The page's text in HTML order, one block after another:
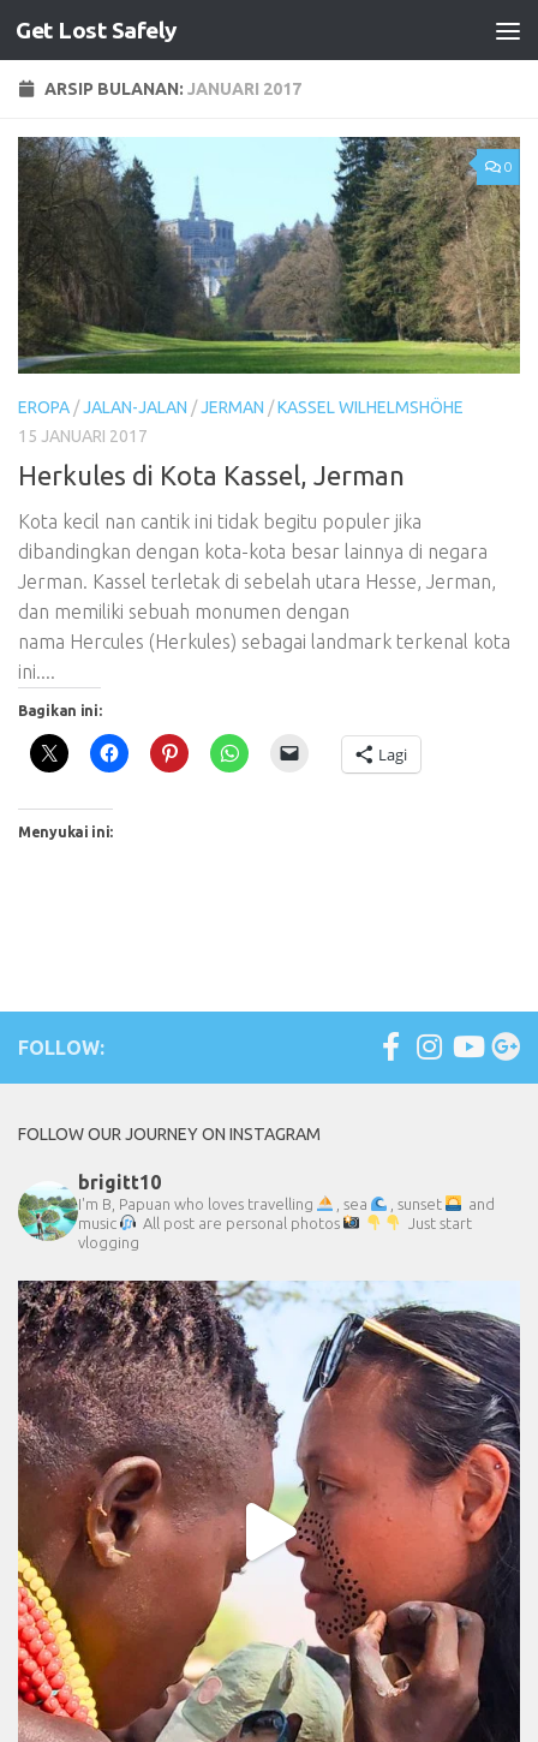
Skip to content
Get Lost Safely
ARSIP BULANAN: JANUARI 2017
0
EROPA /JALAN-JALAN /JERMAN /KASSEL WILHELMSHÖHE
15 JANUARI 2017
Herkules di Kota Kassel, Jerman
Kota kecil nan cantik ini tidak begitu populer jika
dibandingkan dengan kota-kota besar lainnya di negara
Jerman. Kassel terletak di sebelah utara Hesse, Jerman,
dan memiliki sebuah monumen dengan
nama Hercules (Herkules) sebagai landmark terkenal kota
ini....
Bagikan ini:
Lagi
Menyukai ini:
FOLLOW:
FOLLOW OUR JOURNEY ON INSTAGRAM
brigitt10
I'm B, Papuan who loves travelling , sea , sunset
and
music
All post are personal photos
Just start
vlogging